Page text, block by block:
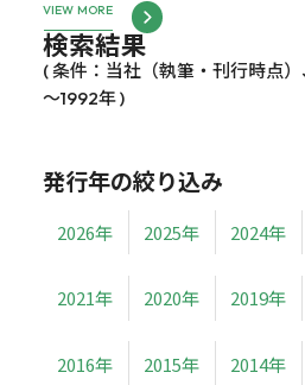
VIEW MORE
検索結果
( 条件：当社（執筆・刊行時点
～1992年 )
発行年の絞り込み
2026年 2025年 2024年
2021年 2020年 2019年
2016年 2015年 2014年